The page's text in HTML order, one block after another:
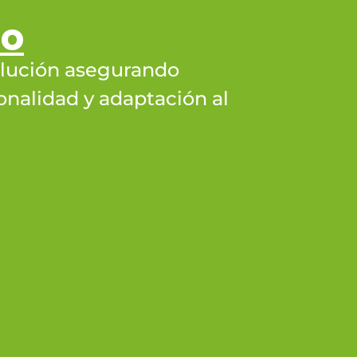
asegurando
y adaptación al